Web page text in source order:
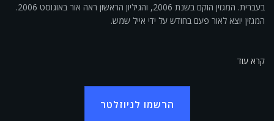
בעברית. המגזין הוקם בשנת 2006, והגיליון הראשון ראה אור באוגוסט 2006.
המגזין יוצא לאור פעם בחודש על ידי אייל שמש.
קרא עוד
הרשמו לניוזלטר